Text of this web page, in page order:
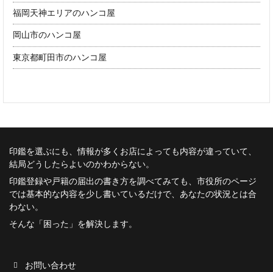
福岡天神エリアのハンコ屋
岡山市のハンコ屋
東京都町田市のハンコ屋
印鑑を選ぶにも、情報が多くお店によっても内容が違っていて、
結局どうしたらよいのかわからない。
印鑑登録や戸籍の届出の書き方を調べてみても、市役所のページ
では基本的な内容を少し書いているだけで、あなたの状況とは合
わない。
そんな「困った」を解決します。
お問い合わせ